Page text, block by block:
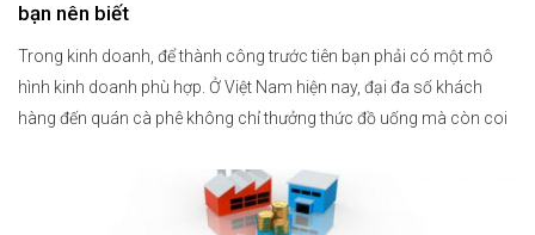
bạn nên biết
Trong kinh doanh, để thành công trước tiên bạn phải có một mô
hình kinh doanh phù hợp. Ở Việt Nam hiện nay, đại đa số khách
hàng đến quán cà phê không chỉ thưởng thức đồ uống mà còn coi